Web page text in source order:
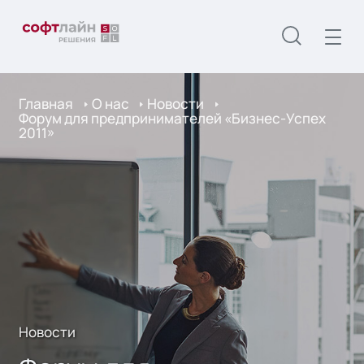
Главная О нас Новости
Форум для предпринимателей «Бизнес-Успех
2011»
Новости